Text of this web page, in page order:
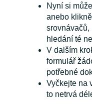
Nyní si
anebo
srovnávačů,
hledání té
V dalším
formulář
potřebné
Vyčkejte na
to netrvá